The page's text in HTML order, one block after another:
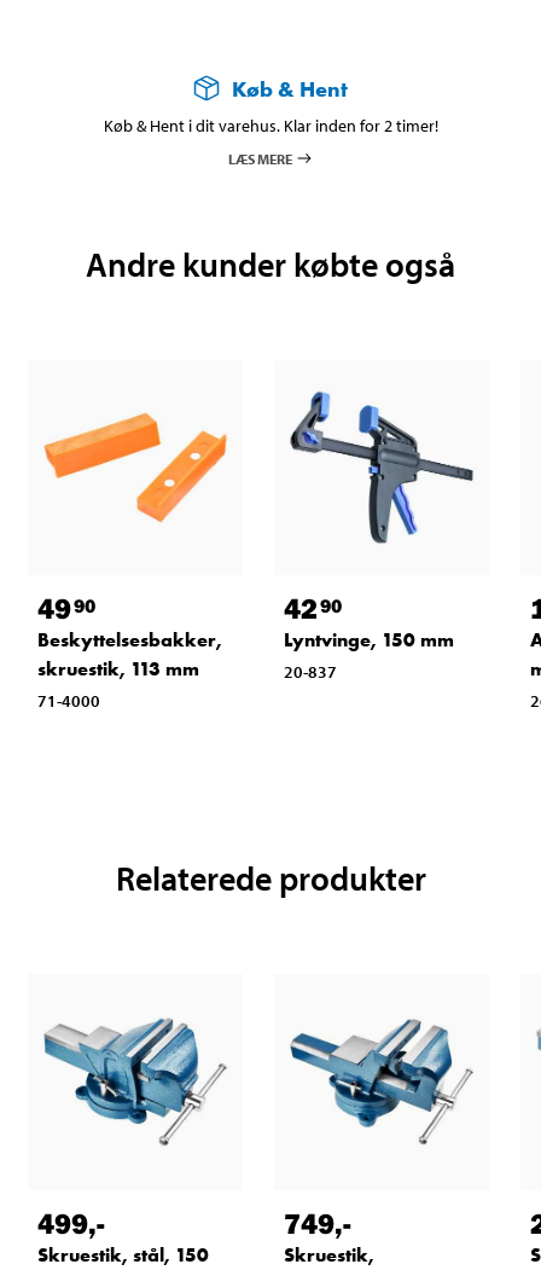
Køb & Hent
Køb & Hent i dit varehus. Klar inden for 2 timer!
LÆS MERE
Andre kunder købte også
4990
Beskyttelsesbakker,
skruestik, 113 mm
71-4000
4290
Lyntvinge, 150 mm
20-837
Relaterede produkter
499,-
Skruestik, stål, 150
749,-
Skruestik,